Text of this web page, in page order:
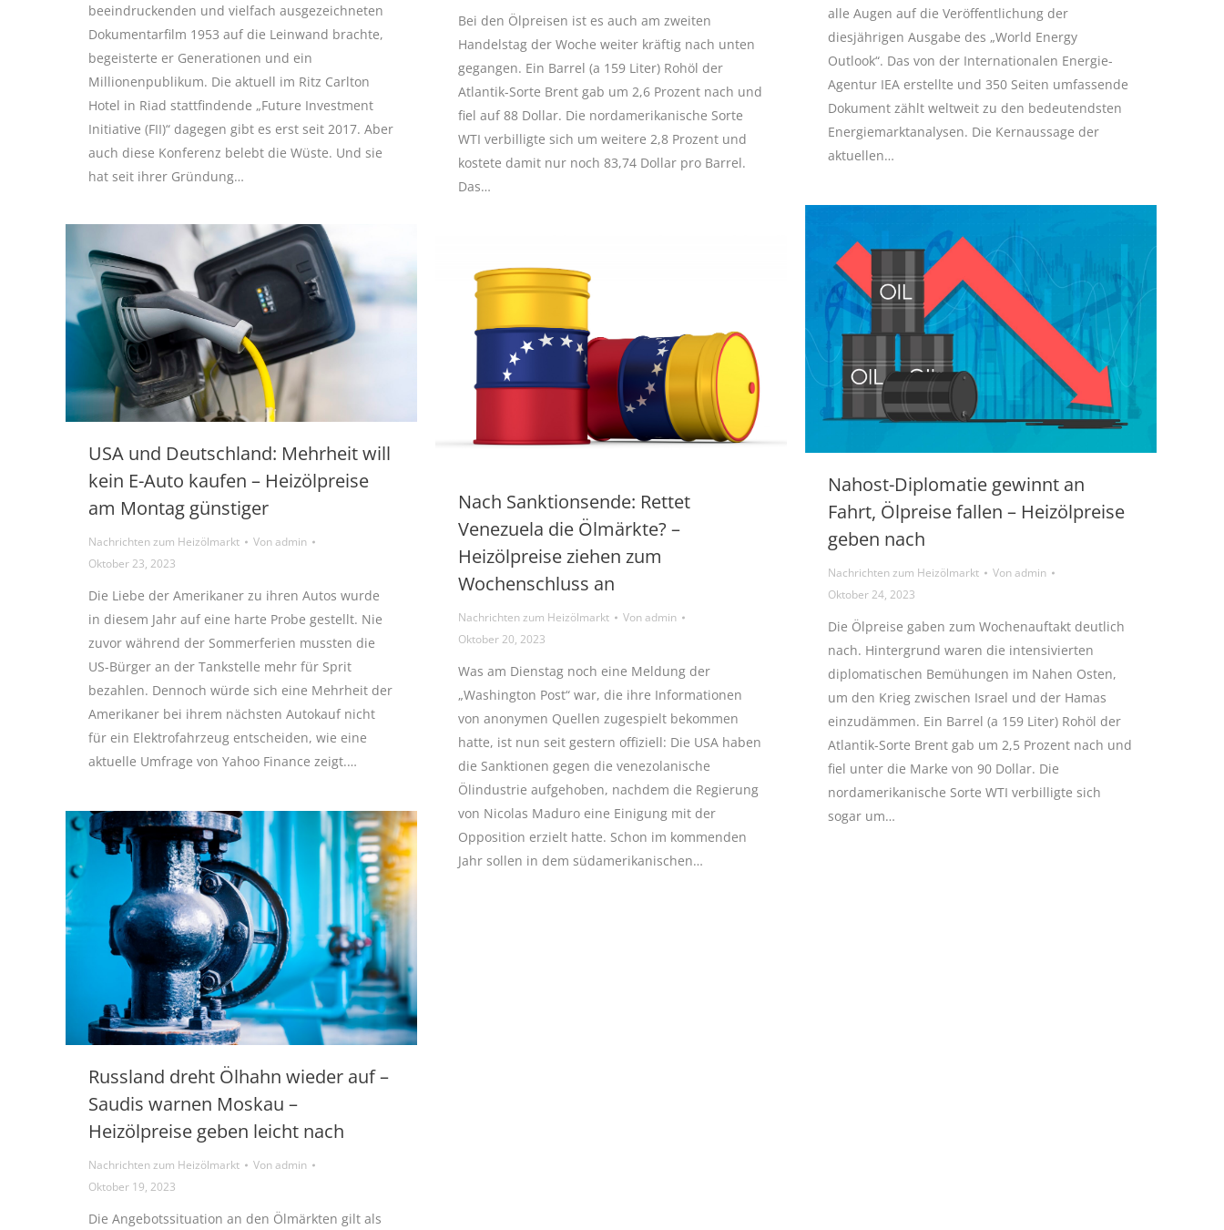
alle Augen auf die Veröffentlichung der
diesjährigen Ausgabe des „World Energy
Outlook“. Das von der Internationalen Energie-
Agentur IEA erstellte und 350 Seiten umfassende
Dokument zählt weltweit zu den bedeutendsten
Energiemarktanalysen. Die Kernaussage der
aktuellen…
beeindruckenden und vielfach ausgezeichneten
Dokumentarfilm 1953 auf die Leinwand brachte,
begeisterte er Generationen und ein
Millionenpublikum. Die aktuell im Ritz Carlton
Hotel in Riad stattfindende „Future Investment
Initiative (FII)“ dagegen gibt es erst seit 2017. Aber
auch diese Konferenz belebt die Wüste. Und sie
hat seit ihrer Gründung…
Bei den Ölpreisen ist es auch am zweiten
Handelstag der Woche weiter kräftig nach unten
gegangen. Ein Barrel (a 159 Liter) Rohöl der
Atlantik-Sorte Brent gab um 2,6 Prozent nach und
fiel auf 88 Dollar. Die nordamerikanische Sorte
WTI verbilligte sich um weitere 2,8 Prozent und
kostete damit nur noch 83,74 Dollar pro Barrel.
Das…
Nahost-Diplomatie gewinnt an
Fahrt, Ölpreise fallen – Heizölpreise
geben nach
Nachrichten zum Heizölmarkt Vonadmin
Oktober 24, 2023
Die Ölpreise gaben zum Wochenauftakt deutlich
nach. Hintergrund waren die intensivierten
diplomatischen Bemühungen im Nahen Osten,
um den Krieg zwischen Israel und der Hamas
einzudämmen. Ein Barrel (a 159 Liter) Rohöl der
Atlantik-Sorte Brent gab um 2,5 Prozent nach und
fiel unter die Marke von 90 Dollar. Die
nordamerikanische Sorte WTI verbilligte sich
sogar um…
USA und Deutschland: Mehrheit will
kein E-Auto kaufen – Heizölpreise
am Montag günstiger
Nachrichten zum Heizölmarkt Vonadmin
Oktober 23, 2023
Die Liebe der Amerikaner zu ihren Autos wurde
in diesem Jahr auf eine harte Probe gestellt. Nie
zuvor während der Sommerferien mussten die
US-Bürger an der Tankstelle mehr für Sprit
bezahlen. Dennoch würde sich eine Mehrheit der
Amerikaner bei ihrem nächsten Autokauf nicht
für ein Elektrofahrzeug entscheiden, wie eine
aktuelle Umfrage von Yahoo Finance zeigt.…
Nach Sanktionsende: Rettet
Venezuela die Ölmärkte? –
Heizölpreise ziehen zum
Wochenschluss an
Nachrichten zum Heizölmarkt Vonadmin
Oktober 20, 2023
Was am Dienstag noch eine Meldung der
„Washington Post“ war, die ihre Informationen
von anonymen Quellen zugespielt bekommen
hatte, ist nun seit gestern offiziell: Die USA haben
die Sanktionen gegen die venezolanische
Ölindustrie aufgehoben, nachdem die Regierung
von Nicolas Maduro eine Einigung mit der
Opposition erzielt hatte. Schon im kommenden
Jahr sollen in dem südamerikanischen…
Russland dreht Ölhahn wieder auf –
Saudis warnen Moskau –
Heizölpreise geben leicht nach
Nachrichten zum Heizölmarkt Vonadmin
Oktober 19, 2023
Die Angebotssituation an den Ölmärkten gilt als